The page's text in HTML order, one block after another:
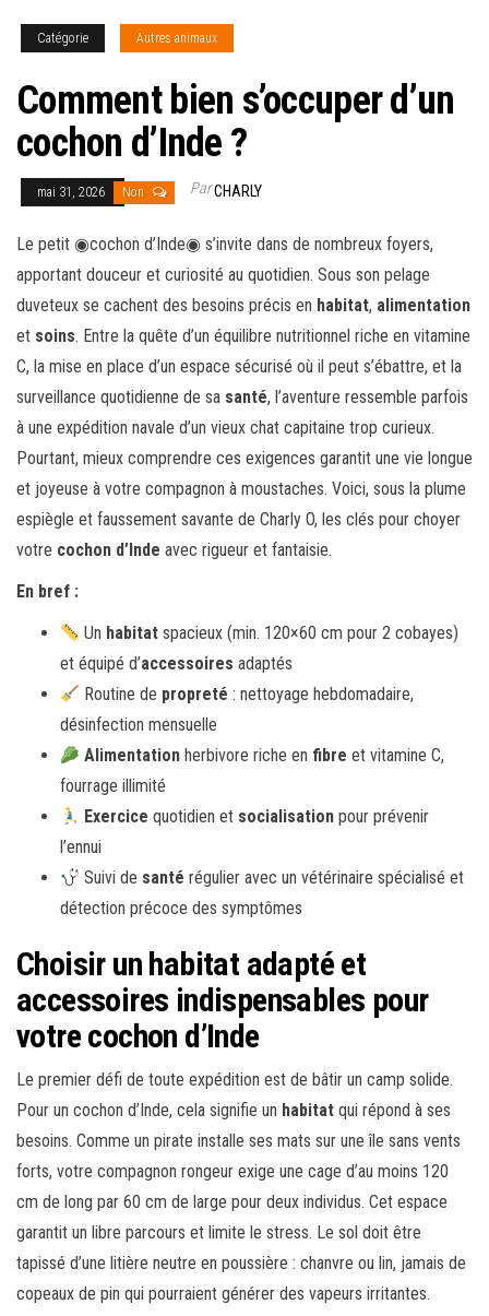
Catégorie Autres animaux
Comment bien s’occuper d’un
cochon d’Inde ?
mai 31, 2026 Non ParCHARLY
Le petit ◉cochon d’Inde◉ s’invite dans de nombreux foyers,
apportant douceur et curiosité au quotidien. Sous son pelage
duveteux se cachent des besoins précis en habitat, alimentation
et soins. Entre la quête d’un équilibre nutritionnel riche en vitamine
C, la mise en place d’un espace sécurisé où il peut s’ébattre, et la
surveillance quotidienne de sa santé, l’aventure ressemble parfois
à une expédition navale d’un vieux chat capitaine trop curieux.
Pourtant, mieux comprendre ces exigences garantit une vie longue
et joyeuse à votre compagnon à moustaches. Voici, sous la plume
espiègle et faussement savante de Charly O, les clés pour choyer
votre cochon d’Inde avec rigueur et fantaisie.
En bref :
Un habitat spacieux (min. 120×60 cm pour 2 cobayes)
et équipé d’accessoires adaptés
Routine de propreté : nettoyage hebdomadaire,
désinfection mensuelle
Alimentation herbivore riche en fibre et vitamine C,
fourrage illimité
Exercice quotidien et socialisation pour prévenir
l’ennui
Suivi de santé régulier avec un vétérinaire spécialisé et
détection précoce des symptômes
Choisir un habitat adapté et
accessoires indispensables pour
votre cochon d’Inde
Le premier défi de toute expédition est de bâtir un camp solide.
Pour un cochon d’Inde, cela signifie un habitat qui répond à ses
besoins. Comme un pirate installe ses mats sur une île sans vents
forts, votre compagnon rongeur exige une cage d’au moins 120
cm de long par 60 cm de large pour deux individus. Cet espace
garantit un libre parcours et limite le stress. Le sol doit être
tapissé d’une litière neutre en poussière : chanvre ou lin, jamais de
copeaux de pin qui pourraient générer des vapeurs irritantes.